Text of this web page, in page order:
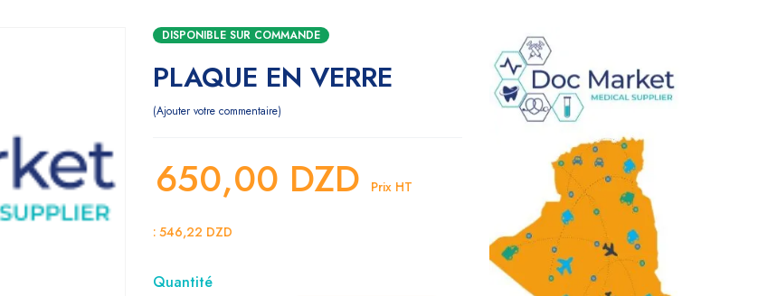
DISPONIBLE SUR COMMANDE
PLAQUE EN VERRE
Ajouter votre commentaire
650,00 DZD Prix HT
: 546,22 DZD
Quantité